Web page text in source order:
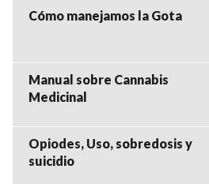
Cómo manejamos la Gota
Manual sobre Cannabis
Medicinal
Opiodes, Uso, sobredosis y
suicidio